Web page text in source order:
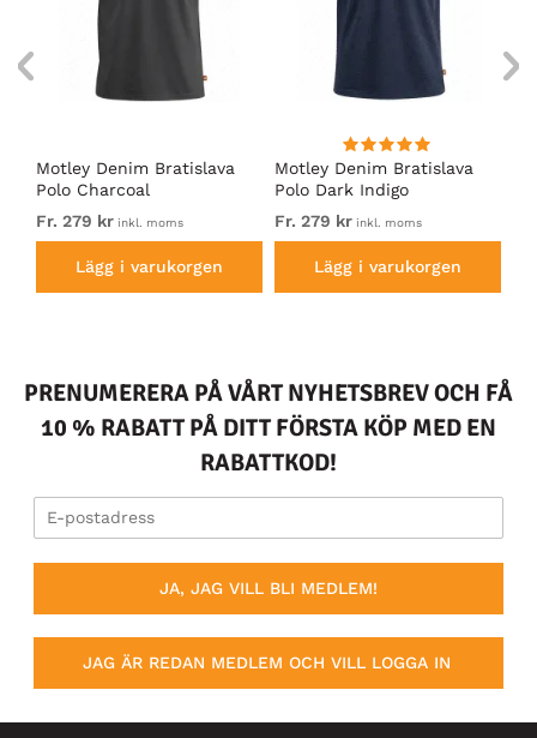
Motley Denim Bratislava
Polo Charcoal
Fr. 279 kr inkl. moms
Lägg i varukorgen
Motley Denim Bratislava
Polo Dark Indigo
Fr. 279 kr inkl. moms
Lägg i varukorgen
PRENUMERERA PÅ VÅRT NYHETSBREV OCH FÅ
10 % RABATT PÅ DITT FÖRSTA KÖP MED EN
RABATTKOD!
JA, JAG VILL BLI MEDLEM!
JAG ÄR REDAN MEDLEM OCH VILL LOGGA IN